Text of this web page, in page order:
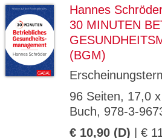
Hannes
30 MINUTEN
(BGM)
96 Seiten, 17,0
Buch, 978-3-
€ 10,90 (D) | €